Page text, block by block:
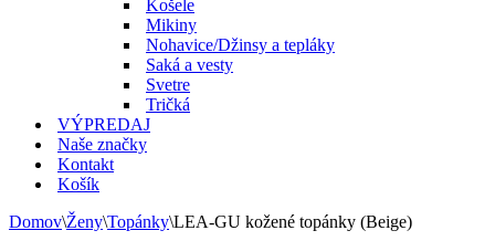
Košele
Mikiny
Nohavice/Džinsy a tepláky
Saká a vesty
Svetre
Tričká
VÝPREDAJ
Naše značky
Kontakt
Košík
Domov\Ženy\Topánky\LEA-GU kožené topánky (Beige)